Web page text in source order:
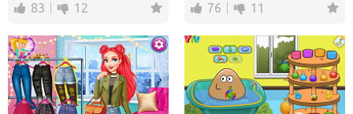
83 12 76 11